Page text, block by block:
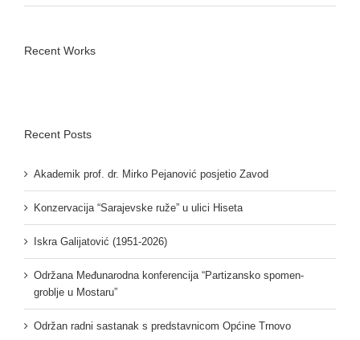
Recent Works
Recent Posts
Akademik prof. dr. Mirko Pejanović posjetio Zavod
Konzervacija “Sarajevske ruže” u ulici Hiseta
Iskra Galijatović (1951-2026)
Održana Međunarodna konferencija “Partizansko spomen-
groblje u Mostaru”
Održan radni sastanak s predstavnicom Općine Trnovo